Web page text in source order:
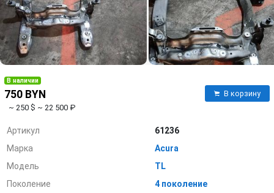
В наличии
750 BYN
~ 250 $ ~ 22 500 ₽
В корзину
Артикул
61236
Марка
Acura
Модель
TL
Поколение
4 поколение